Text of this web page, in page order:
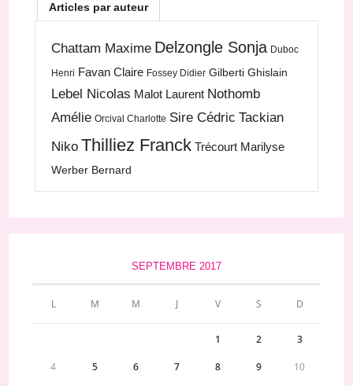
Articles par auteur
Chattam Maxime Delzongle Sonja Duboc
Henri Favan Claire Fossey Didier Gilberti Ghislain
Lebel Nicolas Malot Laurent Nothomb
Amélie Orcival Charlotte Sire Cédric Tackian
Niko Thilliez Franck Trécourt Marilyse
Werber Bernard
SEPTEMBRE 2017
L M M J V S D
1 2 3
4 5 6 7 8 9 10